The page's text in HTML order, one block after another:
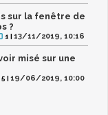
sur la fenêtre de
?
1 |13/11/2019, 10:16
misé sur une
5 |19/06/2019, 10:00